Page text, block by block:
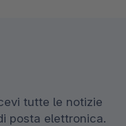
tutte le notizie
posta elettronica.